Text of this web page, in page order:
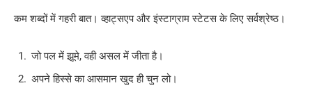
कम शब्दों में गहरी बात। व्हाट्सएप और इंस्टाग्राम स्टेटस के लिए सर्वश्रेष्ठ।
जो पल में झूमे, वही असल में जीता है।
अपने हिस्से का आसमान खुद ही चुन लो।